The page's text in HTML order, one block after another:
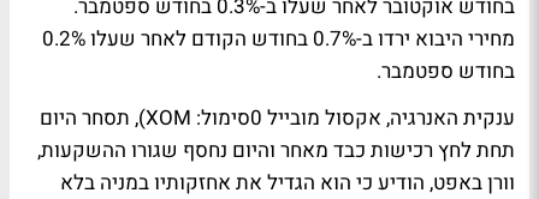
בחודש אוקטובר לאחר שעלו ב-0.3% בחודש ספטמבר.
מחירי היבוא ירדו ב-0.7% בחודש הקודם לאחר שעלו 0.2%
בחודש ספטמבר.
ענקית האנרגיה, אקסול מובייל 0סימול: XOM), תסחר היום
תחת לחץ רכישות כבד מאחר והיום נחסף שגורו ההשקעות,
וורן באפט, הודיע כי הוא הגדיל את אחזקותיו במניה בלא